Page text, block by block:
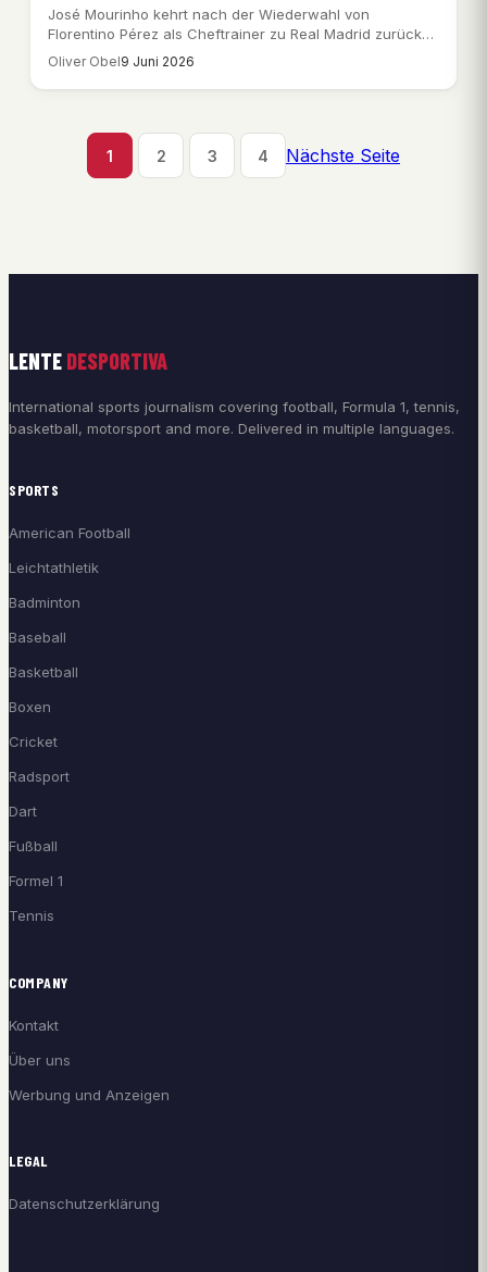
José Mourinho kehrt nach der Wiederwahl von
Florentino Pérez als Cheftrainer zu Real Madrid zurück…
Oliver Obel9 Juni 2026
1 2 3 4 Nächste Seite
LENTE DESPORTIVA
International sports journalism covering football, Formula 1, tennis,
basketball, motorsport and more. Delivered in multiple languages.
SPORTS
American Football
Leichtathletik
Badminton
Baseball
Basketball
Boxen
Cricket
Radsport
Dart
Fußball
Formel 1
Tennis
COMPANY
Kontakt
Über uns
Werbung und Anzeigen
LEGAL
Datenschutzerklärung